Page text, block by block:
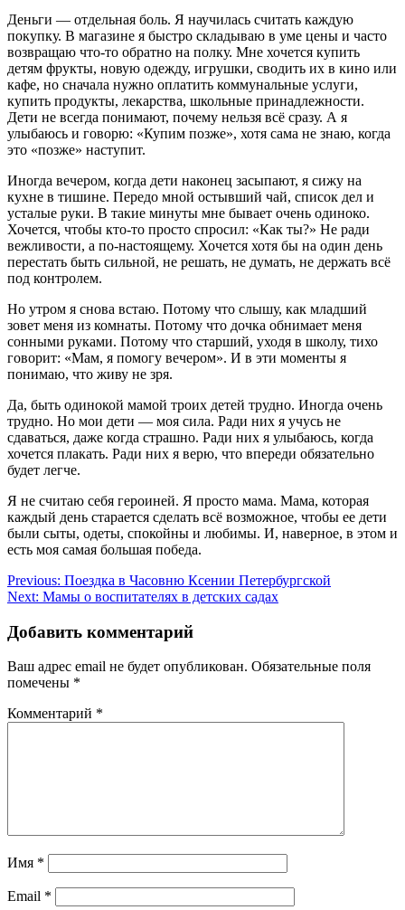
Деньги — отдельная боль. Я научилась считать каждую
покупку. В магазине я быстро складываю в уме цены и часто
возвращаю что-то обратно на полку. Мне хочется купить
детям фрукты, новую одежду, игрушки, сводить их в кино или
кафе, но сначала нужно оплатить коммунальные услуги,
купить продукты, лекарства, школьные принадлежности.
Дети не всегда понимают, почему нельзя всё сразу. А я
улыбаюсь и говорю: «Купим позже», хотя сама не знаю, когда
это «позже» наступит.
Иногда вечером, когда дети наконец засыпают, я сижу на
кухне в тишине. Передо мной остывший чай, список дел и
усталые руки. В такие минуты мне бывает очень одиноко.
Хочется, чтобы кто-то просто спросил: «Как ты?» Не ради
вежливости, а по-настоящему. Хочется хотя бы на один день
перестать быть сильной, не решать, не думать, не держать всё
под контролем.
Но утром я снова встаю. Потому что слышу, как младший
зовет меня из комнаты. Потому что дочка обнимает меня
сонными руками. Потому что старший, уходя в школу, тихо
говорит: «Мам, я помогу вечером». И в эти моменты я
понимаю, что живу не зря.
Да, быть одинокой мамой троих детей трудно. Иногда очень
трудно. Но мои дети — моя сила. Ради них я учусь не
сдаваться, даже когда страшно. Ради них я улыбаюсь, когда
хочется плакать. Ради них я верю, что впереди обязательно
будет легче.
Я не считаю себя героиней. Я просто мама. Мама, которая
каждый день старается сделать всё возможное, чтобы ее дети
были сыты, одеты, спокойны и любимы. И, наверное, в этом и
есть моя самая большая победа.
Навигация
по
записям
Previous: Поездка в Часовню Ксении Петербургской
Next: Мамы о воспитателях в детских садах
Добавить комментарий
Ваш адрес email не будет опубликован. Обязательные поля
помечены *
Комментарий *
Имя *
Email *